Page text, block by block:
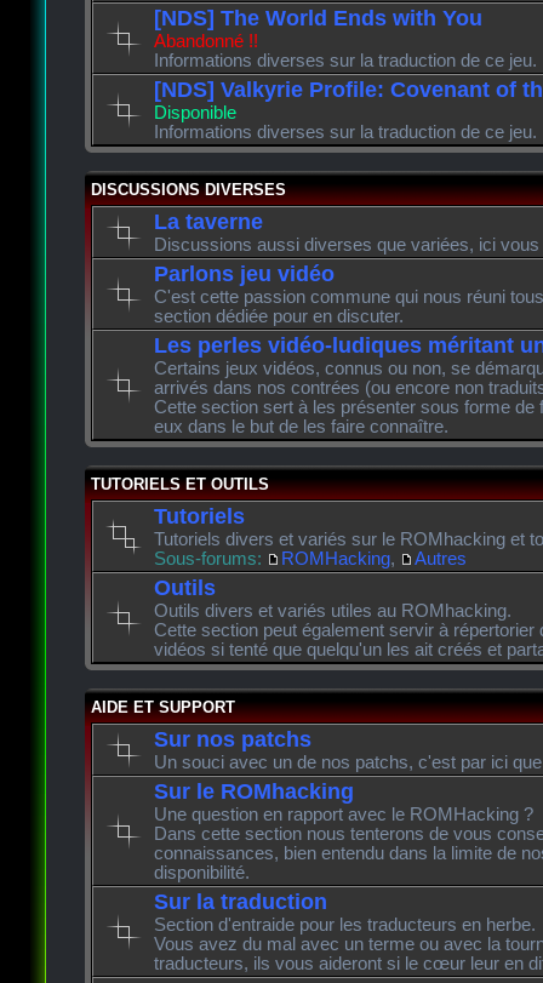
[NDS] The World Ends with You
Abandonné !!
Informations diverses sur la traduction de ce jeu.
[NDS] Valkyrie Profile: Covenant of
Disponible
Informations diverses sur la traduction de ce jeu.
DISCUSSIONS DIVERSES
La taverne
Discussions aussi diverses que variées, ici
Parlons jeu vidéo
C'est cette passion commune qui nous réuni
section dédiée pour en discuter.
Les perles vidéo-ludiques méritant
Certains jeux vidéos, connus ou non, se
arrivés dans nos contrées (ou encore non
Cette section sert à les présenter sous forme de
eux dans le but de les faire connaître.
TUTORIELS ET OUTILS
Tutoriels
Tutoriels divers et variés sur le ROMhacking et
Sous-forums:
ROMHacking, Autres
Outils
Outils divers et variés utiles au ROMhacking.
Cette section peut également servir à
vidéos si tenté que quelqu'un les ait créés et
AIDE ET SUPPORT
Sur nos patchs
Un souci avec un de nos patchs, c'est par ici
Sur le ROMhacking
Une question en rapport avec le ROMHacking ?
Dans cette section nous tenterons de vous
connaissances, bien entendu dans la limite de
disponibilité.
Sur la traduction
Section d'entraide pour les traducteurs en herbe.
Vous avez du mal avec un terme ou avec la
traducteurs, ils vous aideront si le cœur leur en